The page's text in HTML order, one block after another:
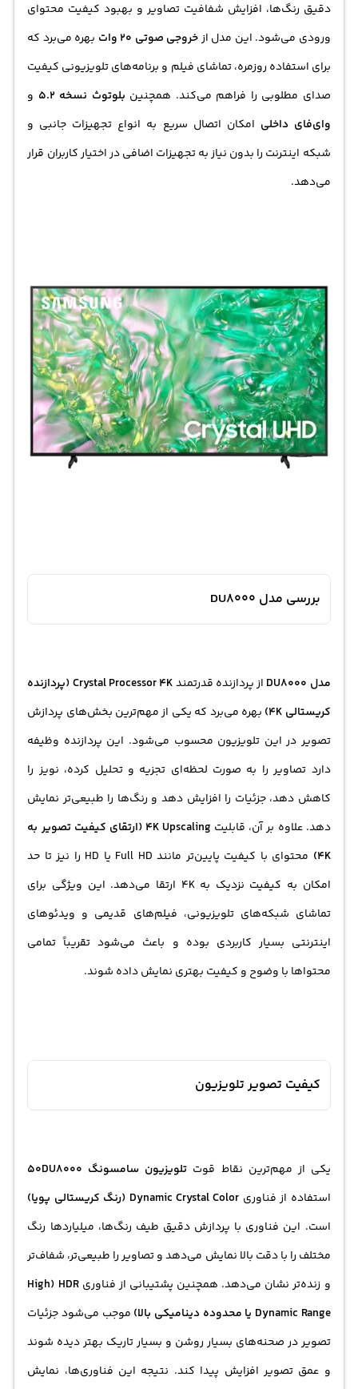
دقیق رنگ‌ها، افزایش شفافیت تصاویر و بهبود کیفیت محتوای
ورودی می‌شود. این مدل ازخروجی صوتی 20 وات
بهره می‌برد که
برای استفاده روزمره، تماشای فیلم و برنامه‌های تلویزیونی کیفیت
صدای مطلوبی را فراهم می‌کند. همچنین بلوتوث نسخه 5.2
و
وای‌فای داخلی امکان اتصال سریع به انواع تجهیزات جانبی و
شبکه اینترنت را بدون نیاز به تجهیزات اضافی در اختیار کاربران قرار
می‌دهد.
بررسی مدل DU8000
مدل DU8000 از پردازنده قدرتمند
Crystal Processor 4K (پردازنده
کریستالی 4K)
بهره می‌برد که یکی از مهم‌ترین بخش‌های پردازش
تصویر در این تلویزیون محسوب می‌شود. این پردازنده وظیفه
دارد تصاویر را به صورت لحظه‌ای تجزیه و تحلیل کرده، نویز را
کاهش دهد، جزئیات را افزایش دهد و رنگ‌ها را طبیعی‌تر نمایش
دهد. علاوه بر آن، قابلیت
4K Upscaling (ارتقای کیفیت تصویر به
4K)
محتوای با کیفیت پایین‌تر مانند Full HD یا HD را نیز تا حد
امکان به کیفیت نزدیک به 4K ارتقا می‌دهد. این ویژگی برای
تماشای شبکه‌های تلویزیونی، فیلم‌های قدیمی و ویدئوهای
اینترنتی بسیار کاربردی بوده و باعث می‌شود تقریباً تمامی
محتواها با وضوح و کیفیت بهتری نمایش داده شوند.
کیفیت تصویر تلویزیون
یکی از مهم‌ترین نقاط قوت تلویزیون سامسونگ 50DU8000
استفاده از فناوری Dynamic Crystal Color (رنگ کریستالی پویا)
است. این فناوری با پردازش دقیق طیف رنگ‌ها، میلیاردها رنگ
مختلف را با دقت بالا نمایش می‌دهد و تصاویر را طبیعی‌تر، شفاف‌تر
و زنده‌تر نشان می‌دهد. همچنین پشتیبانی از فناوری
HDR (High
Dynamic Range یا محدوده دینامیکی بالا)
موجب می‌شود جزئیات
تصویر در صحنه‌های بسیار روشن و بسیار تاریک بهتر دیده شوند
و عمق تصویر افزایش پیدا کند. نتیجه این فناوری‌ها، نمایش